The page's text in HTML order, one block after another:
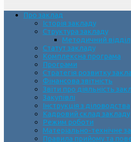
Про заклад
Історія закладу
Структура закладу
Методичний відділ
Статут закладу
Комплексна програма
Програми
Стратегія розвитку
Фінансова звітність
Звіти про діяльність
Закупівлі
Інструкція з діловодства
Кадровий склад закладу
Режим роботи
Матеріально-технічне
Правила прийому та